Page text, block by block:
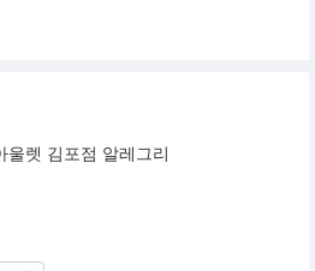
울렛 김포점 알레그리